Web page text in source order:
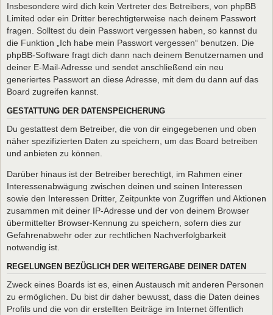
Insbesondere wird dich kein Vertreter des Betreibers, von phpBB
Limited oder ein Dritter berechtigterweise nach deinem Passwort
fragen. Solltest du dein Passwort vergessen haben, so kannst du
die Funktion „Ich habe mein Passwort vergessen“ benutzen. Die
phpBB-Software fragt dich dann nach deinem Benutzernamen und
deiner E-Mail-Adresse und sendet anschließend ein neu
generiertes Passwort an diese Adresse, mit dem du dann auf das
Board zugreifen kannst.
GESTATTUNG DER DATENSPEICHERUNG
Du gestattest dem Betreiber, die von dir eingegebenen und oben
näher spezifizierten Daten zu speichern, um das Board betreiben
und anbieten zu können.
Darüber hinaus ist der Betreiber berechtigt, im Rahmen einer
Interessenabwägung zwischen deinen und seinen Interessen
sowie den Interessen Dritter, Zeitpunkte von Zugriffen und Aktionen
zusammen mit deiner IP-Adresse und der von deinem Browser
übermittelter Browser-Kennung zu speichern, sofern dies zur
Gefahrenabwehr oder zur rechtlichen Nachverfolgbarkeit
notwendig ist.
REGELUNGEN BEZÜGLICH DER WEITERGABE DEINER DATEN
Zweck eines Boards ist es, einen Austausch mit anderen Personen
zu ermöglichen. Du bist dir daher bewusst, dass die Daten deines
Profils und die von dir erstellten Beiträge im Internet öffentlich